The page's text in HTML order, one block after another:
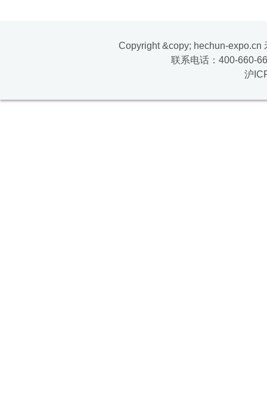
Copyright &copy; hechun-expo.cn
联系电话：400-660-
沪